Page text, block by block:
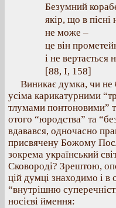
Безумний
якір, що в
не може –
це він
і не вертається
[88, І, 158]
Виникає думка, чи не
усіма карикатурними
тлумами понтоновими”
отого “юродства” та
вдавався, одночасно
присвячену Божому
зокрема український
Сковороді? Зрештою,
цій думці знаходимо і в
“внутрішню
носієві ймення: